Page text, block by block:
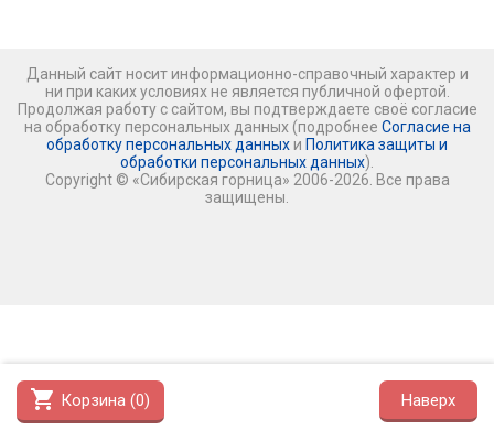
shopping_cart Корзина (0) Наверх
Данный сайт носит информационно-справочный характер и
ни при каких условиях не является публичной офертой.
Продолжая работу с сайтом, вы подтверждаете своё согласие
на обработку персональных данных (подробнее Согласие на
обработку персональных данных и Политика защиты и
обработки персональных данных).
Copyright © «Сибирская горница» 2006-2026. Все права
защищены.